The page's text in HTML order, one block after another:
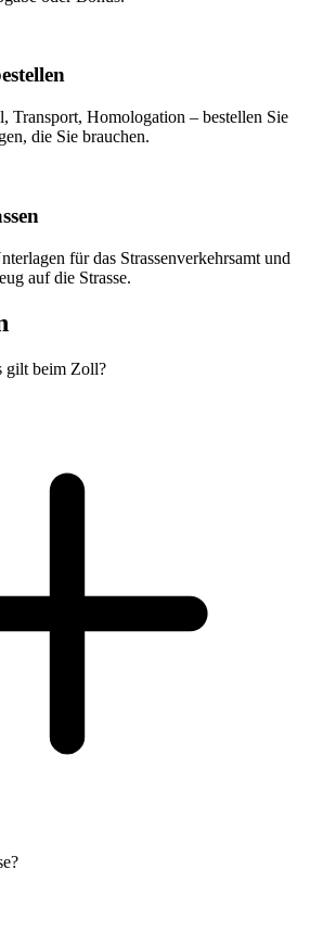
Transport, Homologation – bestellen Sie
die Sie brauchen.
für das Strassenverkehrsamt und
auf die Strasse.
gilt beim Zoll?